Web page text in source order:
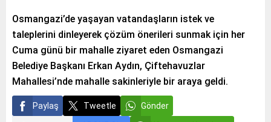
Osmangazi’de yaşayan vatandaşların istek ve
taleplerini dinleyerek çözüm önerileri sunmak için her
Cuma günü bir mahalle ziyaret eden Osmangazi
Belediye Başkanı Erkan Aydın, Çiftehavuzlar
Mahallesi’nde mahalle sakinleriyle bir araya geldi.
Paylaş Tweetle Gönder